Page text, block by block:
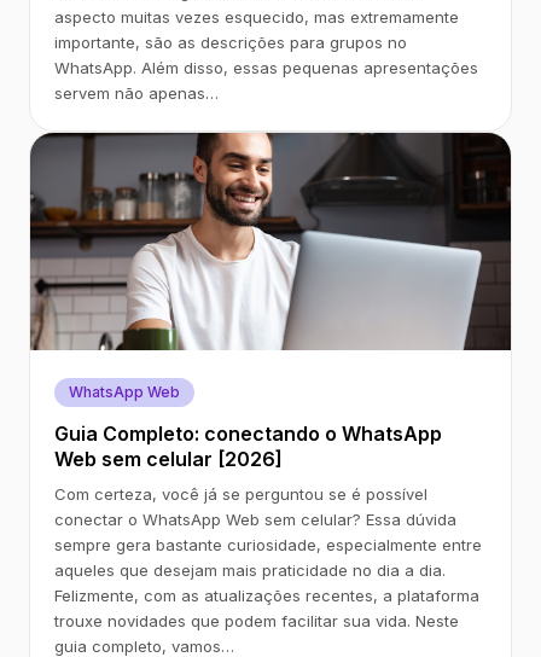
aspecto muitas vezes esquecido, mas extremamente
importante, são as descrições para grupos no
WhatsApp. Além disso, essas pequenas apresentações
servem não apenas…
WhatsApp Web
Guia Completo: conectando o WhatsApp
Web sem celular [2026]
Com certeza, você já se perguntou se é possível
conectar o WhatsApp Web sem celular? Essa dúvida
sempre gera bastante curiosidade, especialmente entre
aqueles que desejam mais praticidade no dia a dia.
Felizmente, com as atualizações recentes, a plataforma
trouxe novidades que podem facilitar sua vida. Neste
guia completo, vamos…